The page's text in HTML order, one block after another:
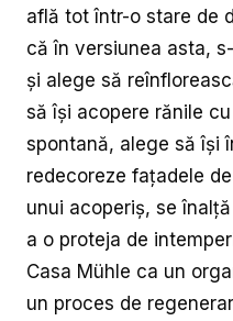
află tot într-o stare de
că în versiunea asta,
și alege să
să își acopere rănile
spontană, alege să își
redecoreze fațadele
unui acoperiș, se
a o proteja de
Casa Mühle ca un
un proces de